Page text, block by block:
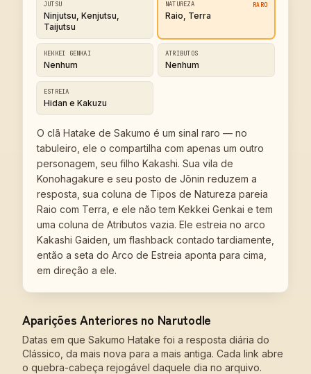
JUTSU
Ninjutsu, Kenjutsu,
Taijutsu
NATUREZA RARO
Raio, Terra
KEKKEI GENKAI
Nenhum
ATRIBUTOS
Nenhum
ESTREIA
Hidan e Kakuzu
O clã Hatake de Sakumo é um sinal raro — no
tabuleiro, ele o compartilha com apenas um outro
personagem, seu filho Kakashi. Sua vila de
Konohagakure e seu posto de Jōnin reduzem a
resposta, sua coluna de Tipos de Natureza pareia
Raio com Terra, e ele não tem Kekkei Genkai e tem
uma coluna de Atributos vazia. Ele estreia no arco
Kakashi Gaiden, um flashback contado tardiamente,
então a seta do Arco de Estreia aponta para cima,
em direção a ele.
Aparições Anteriores no Narutodle
Datas em que Sakumo Hatake foi a resposta diária do
Clássico, da mais nova para a mais antiga. Cada link abre
o quebra-cabeça rejogável daquele dia no arquivo.